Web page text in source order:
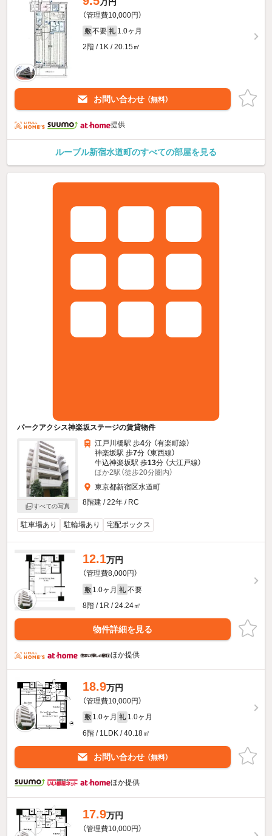
（管理費10,000円）
敷 不要 礼 1.0ヶ月
2階 / 1K / 20.15㎡
お問い合わせ （無料）
提供
ルーブル新宿水道町のすべての部屋を見る
パークアクシス神楽坂ステージの賃貸物件
すべての写真
江戸川橋駅 歩4分 （有楽町線）
神楽坂駅 歩7分 （東西線）
牛込神楽坂駅 歩13分 （大江戸線）
ほか2駅（徒歩20分圏内）
東京都新宿区水道町
8階建 / 22年 / RC
駐車場あり 駐輪場あり 宅配ボックス
12.1万円
（管理費8,000円）
敷 1.0ヶ月 礼 不要
8階 / 1R / 24.24㎡
物件詳細を見る
ほか提供
18.9万円
（管理費10,000円）
敷 1.0ヶ月 礼 1.0ヶ月
6階 / 1LDK / 40.18㎡
お問い合わせ （無料）
ほか提供
17.9万円
（管理費10,000円）